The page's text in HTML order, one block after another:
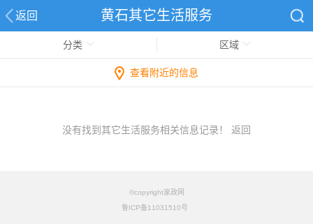
返回 黄石其它生活服务
分类 区域
查看附近的信息
没有找到其它生活服务相关信息记录！ 返回
©copyright家政网
鲁ICP备11031510号